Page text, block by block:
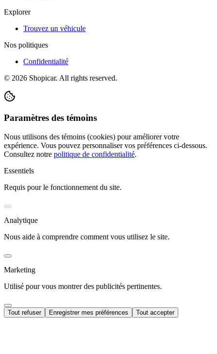
Explorer
Trouvez un véhicule
Nos politiques
Confidentialité
© 2026 Shopicar. All rights reserved.
Paramètres des témoins
Nous utilisons des témoins (cookies) pour améliorer votre
expérience. Vous pouvez personnaliser vos préférences ci-dessous.
Consultez notre politique de confidentialité.
Essentiels
Requis pour le fonctionnement du site.
Analytique
Nous aide à comprendre comment vous utilisez le site.
Marketing
Utilisé pour vous montrer des publicités pertinentes.
Tout refuser Enregistrer mes préférences Tout accepter